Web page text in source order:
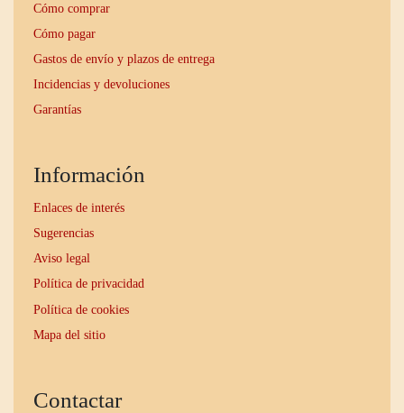
Cómo comprar
Cómo pagar
Gastos de envío y plazos de entrega
Incidencias y devoluciones
Garantías
Información
Enlaces de interés
Sugerencias
Aviso legal
Política de privacidad
Política de cookies
Mapa del sitio
Contactar